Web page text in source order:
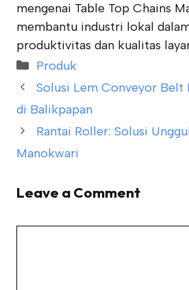
mengenai Table Top Chains
membantu industri lokal
produktivitas dan kualitas
Categories
Produk
Solusi Lem Conveyor Belt
di Balikpapan
Rantai Roller: Solusi
Manokwari
Leave a Comment